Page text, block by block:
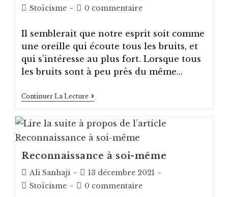
de
published:
PostStoïcisme
Post0 commentaire
Il semblerait que notre esprit soit comme
une oreille qui écoute tous les bruits, et
qui s’intéresse au plus fort. Lorsque tous
les bruits sont à peu près du même…
Continuer La Lecture Le
Stoïcisme,
À
La
Maladie
Reconnaissance à soi-même
Auteur/autrice
de
Ali Sanhaji
Post
published:
13 décembre 2021
PostStoïcisme
Post0 commentaire